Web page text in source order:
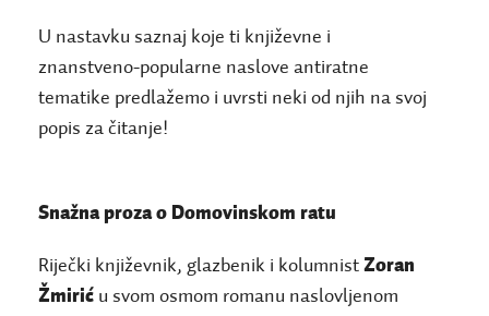
U nastavku saznaj koje ti književne i
znanstveno-popularne naslove antiratne
tematike predlažemo i uvrsti neki od njih na svoj
popis za čitanje!
Snažna proza o Domovinskom ratu
Riječki književnik, glazbenik i kolumnistZoran
Žmirić u svom osmom romanu naslovljenom